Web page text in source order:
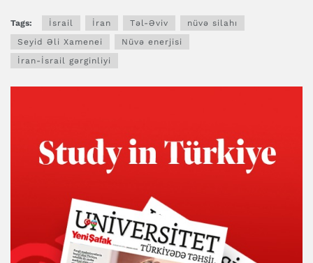
Tags: İsrail İran Təl-Əviv
nüvə silahı
Seyid Əli Xamenei
Nüvə enerjisi
İran-İsrail gərginliyi